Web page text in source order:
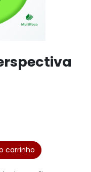
carrinho